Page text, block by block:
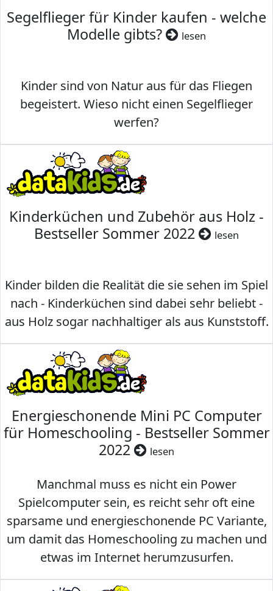
Segelflieger für Kinder kaufen - welche
Modelle gibts?
lesen
Kinder sind von Natur aus für das Fliegen
begeistert. Wieso nicht einen Segelflieger
werfen?
Kinderküchen und Zubehör aus Holz -
Bestseller Sommer 2022
lesen
Kinder bilden die Realität die sie sehen im Spiel
nach - Kinderküchen sind dabei sehr beliebt -
aus Holz sogar nachhaltiger als aus Kunststoff.
Energieschonende Mini PC Computer
für Homeschooling - Bestseller Sommer
2022
lesen
Manchmal muss es nicht ein Power
Spielcomputer sein, es reicht sehr oft eine
sparsame und energieschonende PC Variante,
um damit das Homeschooling zu machen und
etwas im Internet herumzusurfen.